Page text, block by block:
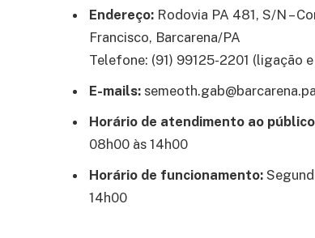
Endereço: Rodovia PA 481, S/N –
Francisco, Barcarena/PA
Telefone: (91) 99125-2201 (ligação
E-mails:
Horário de atendimento ao
08h00 às 14h00
Horário de funcionamento:
14h00